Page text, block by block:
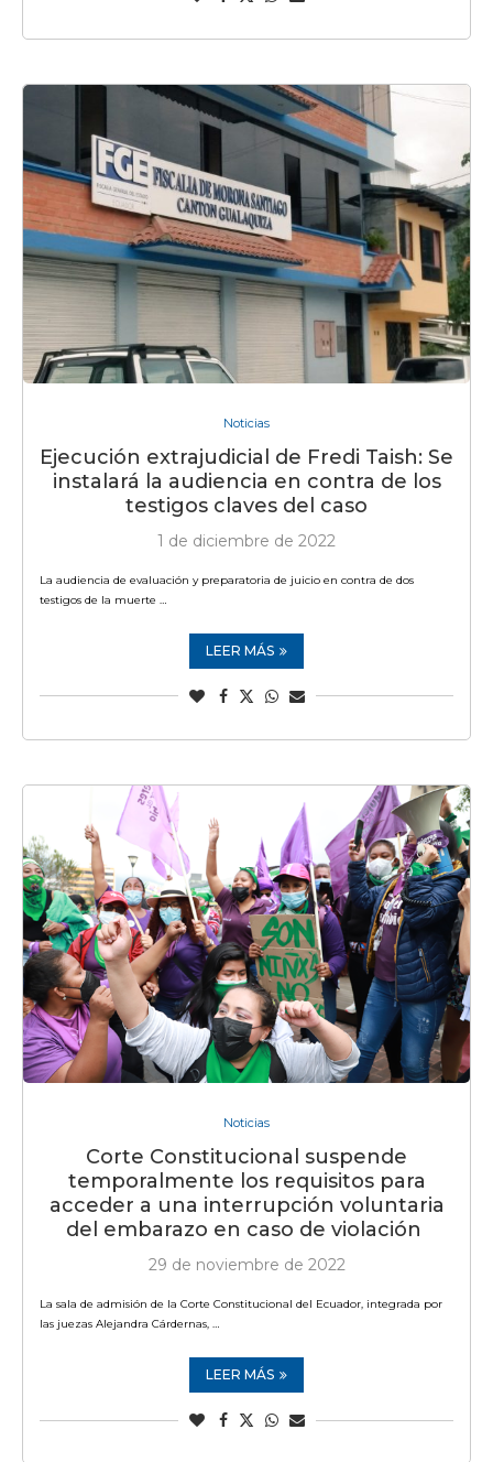
Noticias
Ejecución extrajudicial de Fredi Taish: Se
instalará la audiencia en contra de los
testigos claves del caso
1 de diciembre de 2022
La audiencia de evaluación y preparatoria de juicio en contra de dos
testigos de la muerte …
LEER MÁS
Noticias
Corte Constitucional suspende
temporalmente los requisitos para
acceder a una interrupción voluntaria
del embarazo en caso de violación
29 de noviembre de 2022
La sala de admisión de la Corte Constitucional del Ecuador, integrada por
las juezas Alejandra Cárdernas, …
LEER MÁS